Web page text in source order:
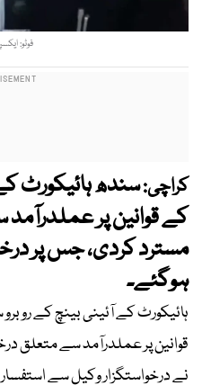
فوٹو:
کراچی:سندھ ہائیکورٹ
کے قوانین پر
مسترد کردی، جس پر
ہوگئے۔
قوانین پر عملدرآمد سے
نے درخواستگزار وکیل سے